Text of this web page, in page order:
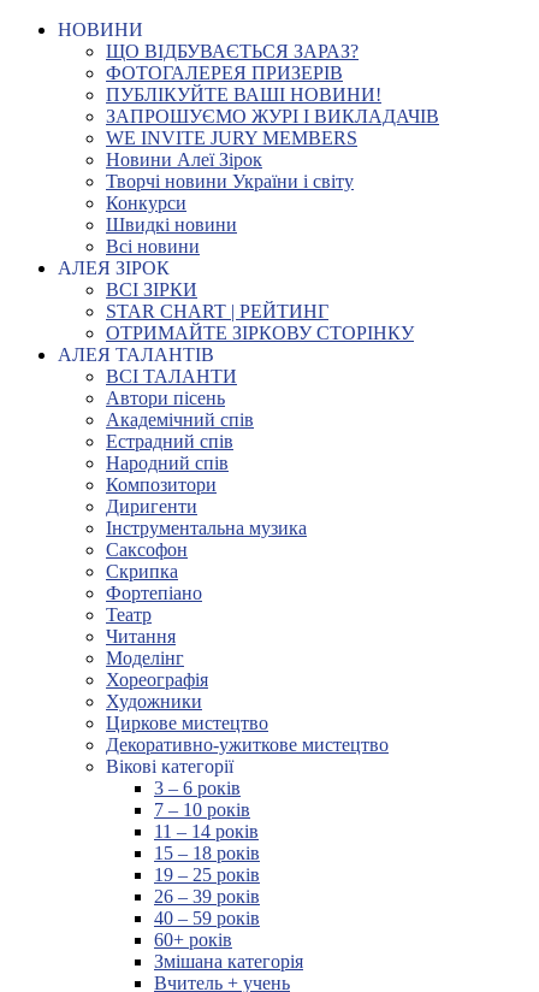
НОВИНИ
ЩО ВІДБУВАЄТЬСЯ ЗАРАЗ?
ФОТОГАЛЕРЕЯ ПРИЗЕРІВ
ПУБЛІКУЙТЕ ВАШІ НОВИНИ!
ЗАПРОШУЄМО ЖУРІ І ВИКЛАДАЧІВ
WE INVITE JURY MEMBERS
Новини Алеї Зірок
Творчі новини України і світу
Конкурси
Швидкі новини
Всі новини
АЛЕЯ ЗІРОК
ВСІ ЗІРКИ
STAR CHART | РЕЙТИНГ
ОТРИМАЙТЕ ЗІРКОВУ СТОРІНКУ
АЛЕЯ ТАЛАНТІВ
ВСІ ТАЛАНТИ
Автори пісень
Академічний спів
Естрадний спів
Народний спів
Композитори
Диригенти
Інструментальна музика
Саксофон
Скрипка
Фортепіано
Театр
Читання
Моделінг
Хореографія
Художники
Циркове мистецтво
Декоративно-ужиткове мистецтво
Вікові категорії
3 – 6 років
7 – 10 років
11 – 14 років
15 – 18 років
19 – 25 років
26 – 39 років
40 – 59 років
60+ років
Змішана категорія
Вчитель + учень